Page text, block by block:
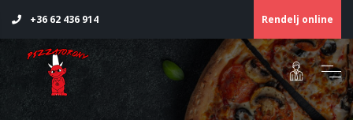
+36 62 436 914 Rendelj online